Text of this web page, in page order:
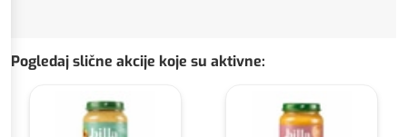
Pogledaj slične akcije koje su aktivne: